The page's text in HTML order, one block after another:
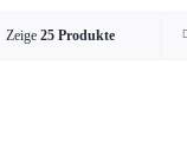
Zeige 25 Produkte